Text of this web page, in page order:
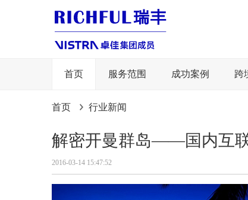
首页 服务范围 成功案例 跨
首页 行业新闻
解密开曼群岛——国内互
2016-03-14 15:47:52